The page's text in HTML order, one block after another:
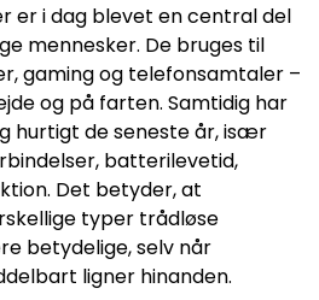
er i dag blevet en central del
mennesker. De bruges til
gaming og telefonsamtaler –
og på farten. Samtidig har
hurtigt de seneste år, især
batterilevetid,
Det betyder, at
typer trådløse
betydelige, selv når
ligner hinanden.